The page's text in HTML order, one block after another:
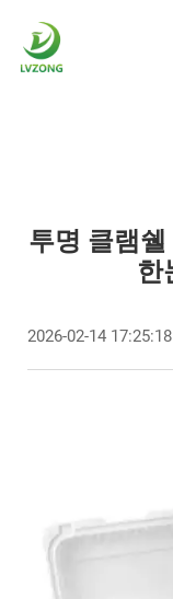
투명 클램
한
2026-02-14 17:25:18